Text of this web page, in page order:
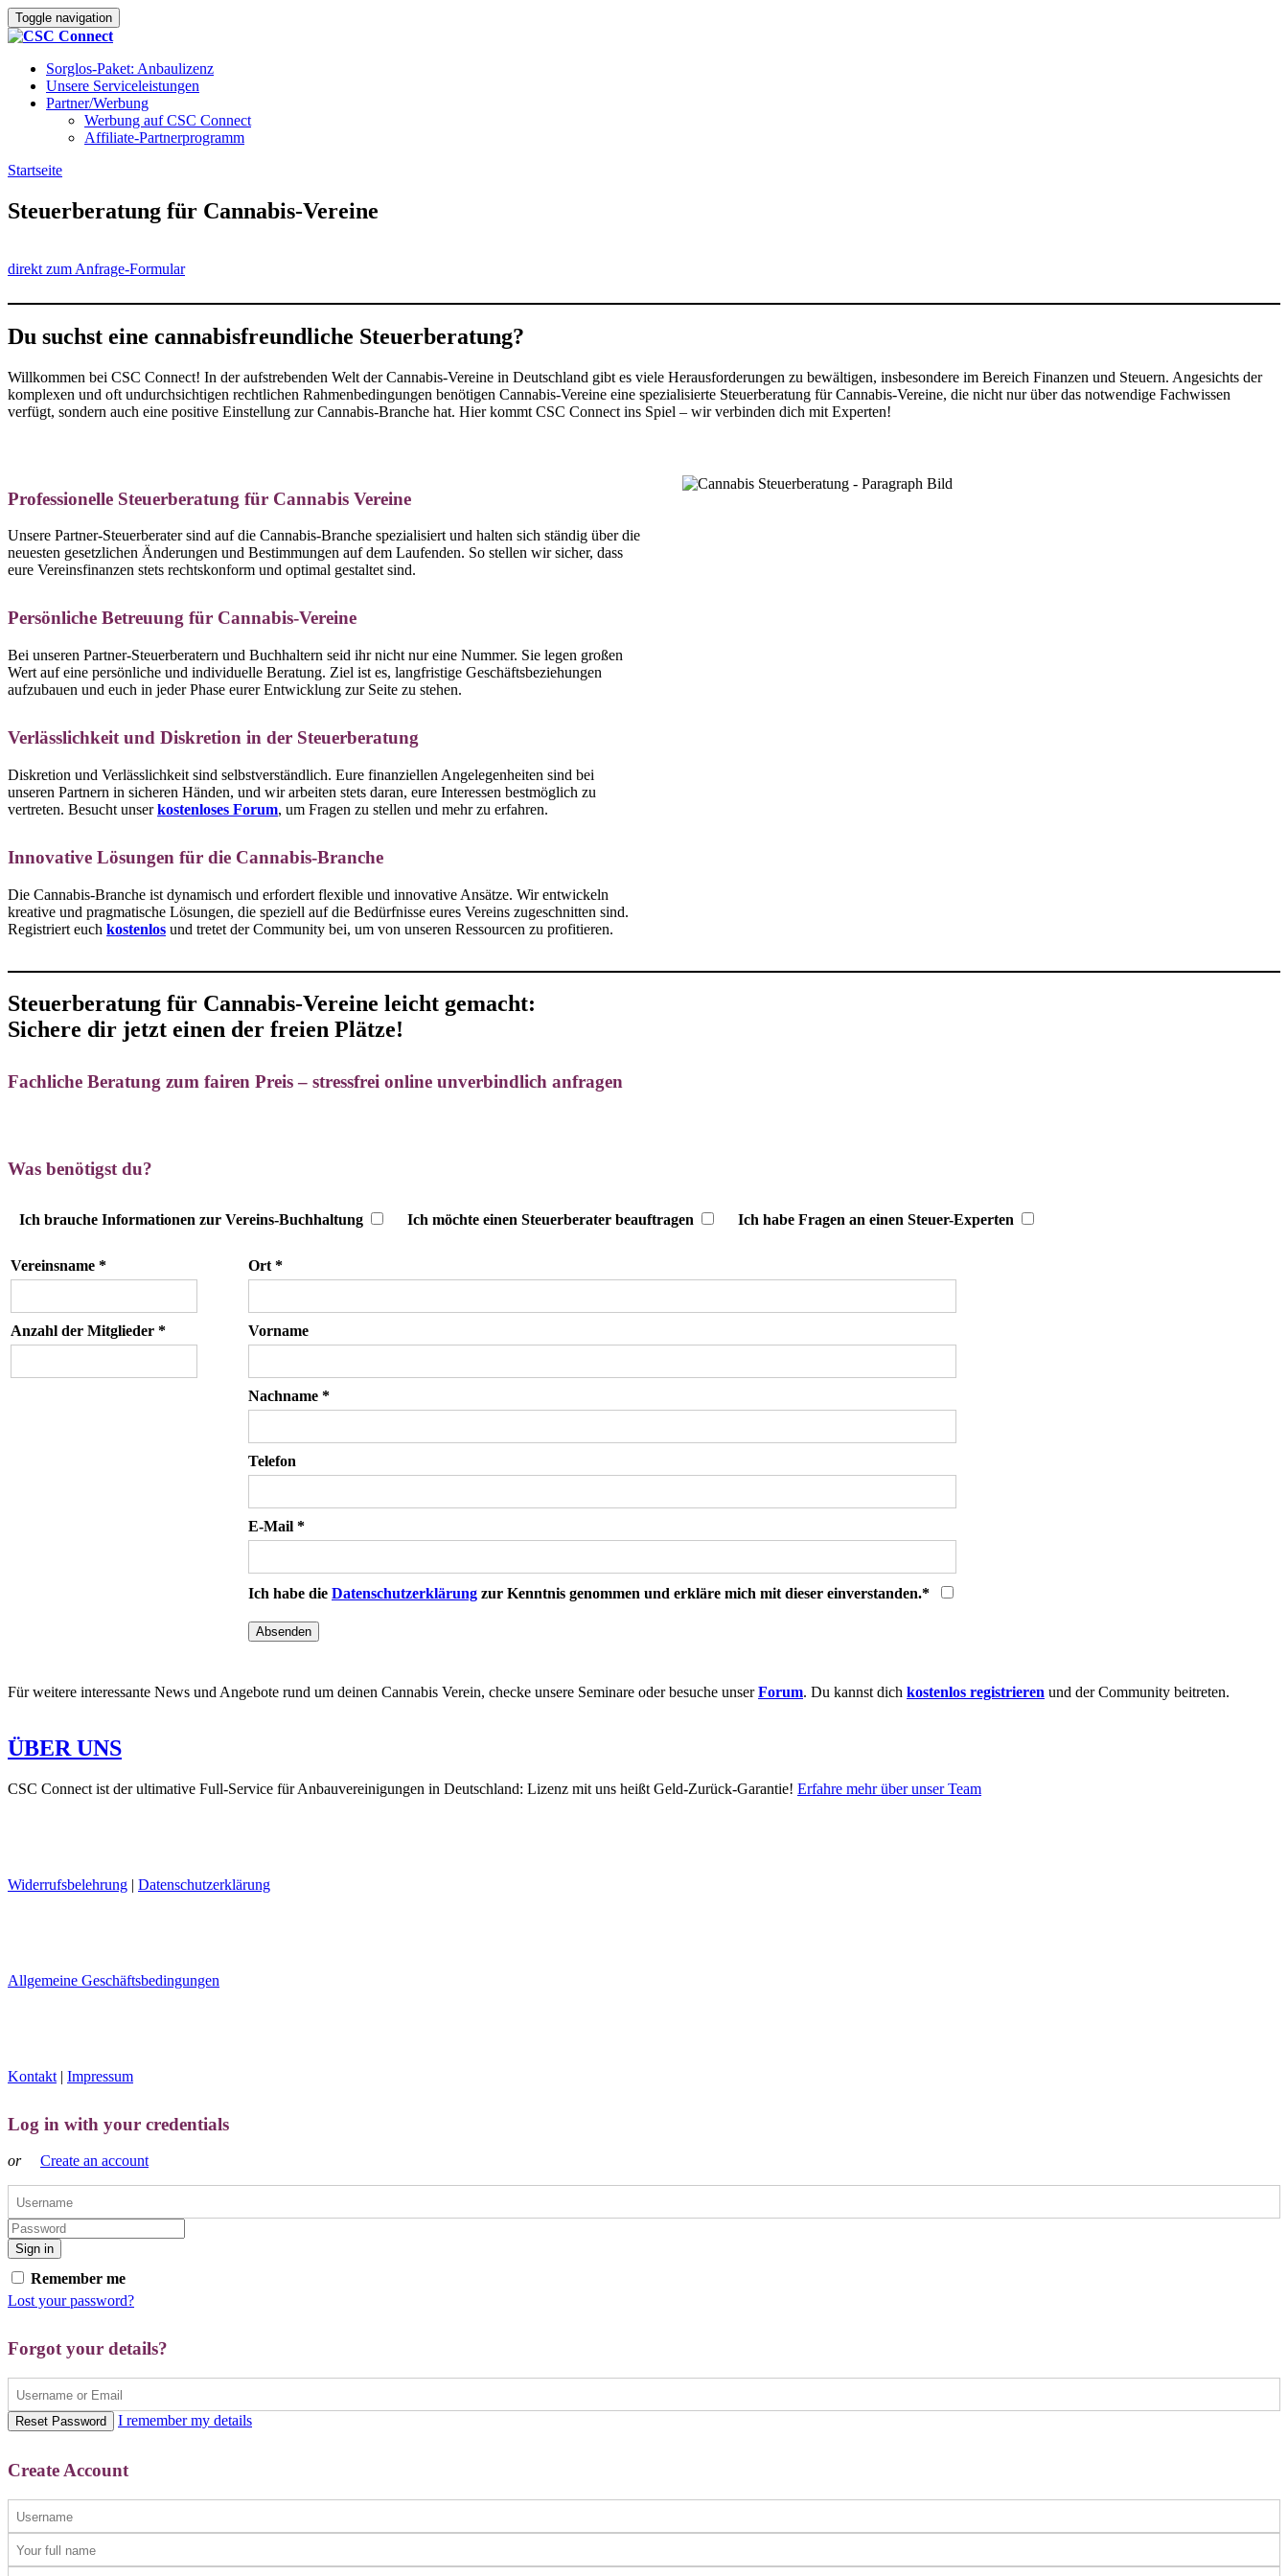
Toggle navigation
Sorglos-Paket: Anbaulizenz
Unsere Serviceleistungen
Partner/Werbung
Werbung auf CSC Connect
Affiliate-Partnerprogramm
Startseite
Steuerberatung für Cannabis-Vereine
direkt zum Anfrage-Formular
Du suchst eine cannabisfreundliche Steuerberatung?
Willkommen bei CSC Connect! In der aufstrebenden Welt der Cannabis-Vereine in Deutschland gibt es viele Herausforderungen zu bewältigen, insbesondere im Bereich Finanzen und Steuern. Angesichts der
komplexen und oft undurchsichtigen rechtlichen Rahmenbedingungen benötigen Cannabis-Vereine eine spezialisierte Steuerberatung für Cannabis-Vereine, die nicht nur über das notwendige Fachwissen
verfügt, sondern auch eine positive Einstellung zur Cannabis-Branche hat. Hier kommt CSC Connect ins Spiel – wir verbinden dich mit Experten!
Professionelle Steuerberatung für Cannabis Vereine
Unsere Partner-Steuerberater sind auf die Cannabis-Branche spezialisiert und halten sich ständig über die
neuesten gesetzlichen Änderungen und Bestimmungen auf dem Laufenden. So stellen wir sicher, dass
eure Vereinsfinanzen stets rechtskonform und optimal gestaltet sind.
Persönliche Betreuung für Cannabis-Vereine
Bei unseren Partner-Steuerberatern und Buchhaltern seid ihr nicht nur eine Nummer. Sie legen großen
Wert auf eine persönliche und individuelle Beratung. Ziel ist es, langfristige Geschäftsbeziehungen
aufzubauen und euch in jeder Phase eurer Entwicklung zur Seite zu stehen.
Verlässlichkeit und Diskretion in der Steuerberatung
Diskretion und Verlässlichkeit sind selbstverständlich. Eure finanziellen Angelegenheiten sind bei
unseren Partnern in sicheren Händen, und wir arbeiten stets daran, eure Interessen bestmöglich zu
vertreten. Besucht unserkostenloses Forum, um Fragen zu stellen und mehr zu erfahren.
Innovative Lösungen für die Cannabis-Branche
Die Cannabis-Branche ist dynamisch und erfordert flexible und innovative Ansätze. Wir entwickeln
kreative und pragmatische Lösungen, die speziell auf die Bedürfnisse eures Vereins zugeschnitten sind.
Registriert euch kostenlos und tretet der Community bei, um von unseren Ressourcen zu profitieren.
Steuerberatung für Cannabis-Vereine leicht gemacht:
Sichere dir jetzt einen der freien Plätze!
Fachliche Beratung zum fairen Preis – stressfrei online unverbindlich anfragen
Was benötigst du?
Ich brauche Informationen zur Vereins-Buchhaltung Ich möchte einen Steuerberater beauftragen Ich habe Fragen an einen Steuer-Experten
Vereinsname *
Anzahl der Mitglieder *
Ort *
Vorname
Nachname *
Telefon
E-Mail *
Ich habe die Datenschutzerklärung zur Kenntnis genommen und erkläre mich mit dieser einverstanden.*
Für weitere interessante News und Angebote rund um deinen Cannabis Verein, checke unsere Seminare oder besuche unserForum. Du kannst dich kostenlos registrieren und der Community beitreten.
ÜBER UNS
CSC Connect ist der ultimative Full-Service für Anbauvereinigungen in Deutschland: Lizenz mit uns heißt Geld-Zurück-Garantie! Erfahre mehr über unser Team
Widerrufsbelehrung | Datenschutzerklärung
Allgemeine Geschäftsbedingungen
Kontakt | Impressum
Log in with your credentials
or Create an account
Sign in
Remember me
Lost your password?
Forgot your details?
Reset Password I remember my details
Create Account